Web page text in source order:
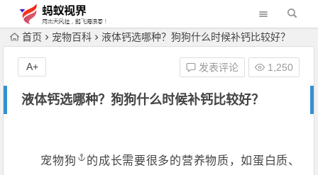
首页 宠物百科 液体钙选哪种？狗狗什么时候补钙比较好？
液体钙选哪种？狗狗什么时候补钙比较好？
发表评论 1,250
A+
宠物狗
的成长需要很多的营养物质，如蛋白质、